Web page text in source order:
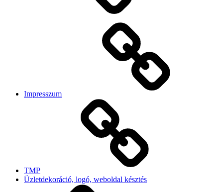
Impresszum
TMP
Üzletdekoráció, logó, weboldal késztés